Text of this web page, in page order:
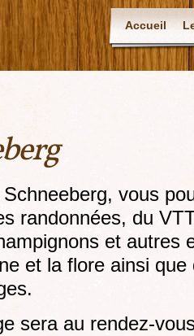
Accueil
vous
randonnées, du
et autres
et la flore ainsi que
sera au rendez-